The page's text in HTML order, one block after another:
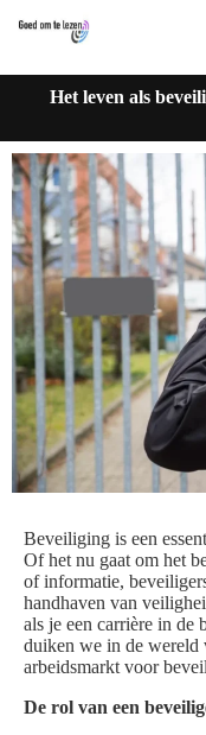
Het leven als
Beveiliging is een
Of het nu gaat om het
of informatie,
handhaven van
als je een carrière in
duiken we in de wereld
arbeidsmarkt voor
De rol van een